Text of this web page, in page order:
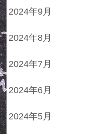
2024年9月
2024年8月
2024年7月
2024年6月
2024年5月